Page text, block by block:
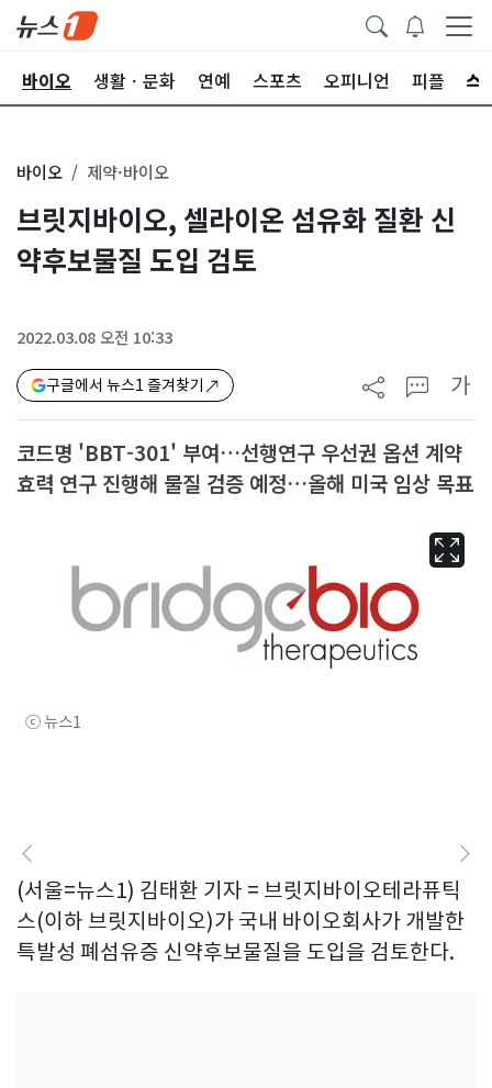
바이오 생활ㆍ문화 연예 스포츠 오피니언 피플
바이오 제약·바이오
브릿지바이오, 셀라이온 섬유화 질환 신
약후보물질 도입 검토
2022.03.08 오전 10:33
구글에서 뉴스1 즐겨찾기 가
코드명 'BBT-301' 부여…선행연구 우선권 옵션 계약
효력 연구 진행해 물질 검증 예정…올해 미국 임상 목표
ⓒ 뉴스1
(서울=뉴스1) 김태환 기자 = 브릿지바이오테라퓨틱
스(이하 브릿지바이오)가 국내 바이오회사가 개발한
특발성 폐섬유증 신약후보물질을 도입을 검토한다.